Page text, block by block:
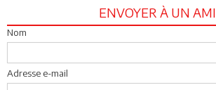
ENVOYER À UN AMI
Nom
Adresse e-mail